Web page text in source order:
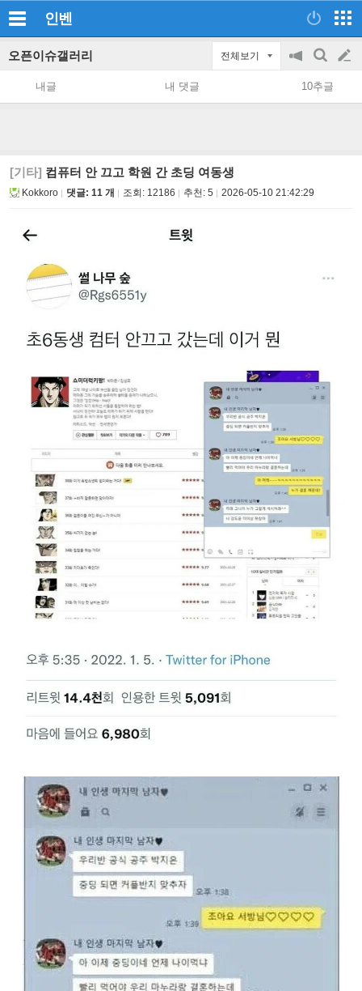
인벤
오픈이슈갤러리 전체보기
공
지
on/off
검
색
글
쓰
내글 내 댓글 10추글
[기타] 컴퓨터 안 끄고 학원 간 초딩 여동생
Kokkoro 댓글: 11 개 조회: 12186 추천: 5 2026-05-10 21:42:29